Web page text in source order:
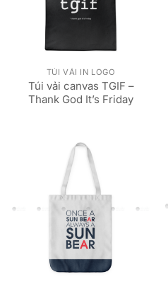
TÚI VẢI IN LOGO
Túi vải canvas TGIF –
Thank God It’s Friday